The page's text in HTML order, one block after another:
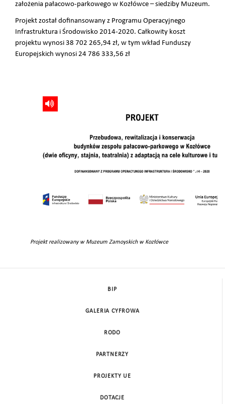
założenia pałacowo-parkowego w Kozłówce – siedziby Muzeum.
Projekt został dofinansowany z Programu Operacyjnego
Infrastruktura i Środowisko 2014-2020. Całkowity koszt
projektu wynosi 38 702 265,94 zł, w tym wkład Funduszy
Europejskich wynosi 24 786 333,56 zł
Projekt realizowany w Muzeum Zamoyskich w Kozłówce
BIP
GALERIA CYFROWA
RODO
PARTNERZY
PROJEKTY UE
DOTACJE